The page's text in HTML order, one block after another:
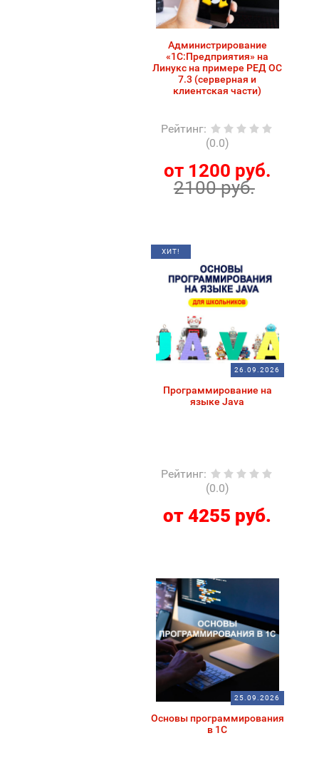
Администрирование
«1С:Предприятия» на
Линукс на примере РЕД ОС
7.3 (серверная и
клиентская части)
Рейтинг:
(0.0)
от 1200 руб.
2100 руб.
ХИТ!
26.09.2026
Программирование на
языке Java
Рейтинг:
(0.0)
от 4255 руб.
25.09.2026
Основы программирования
в 1С